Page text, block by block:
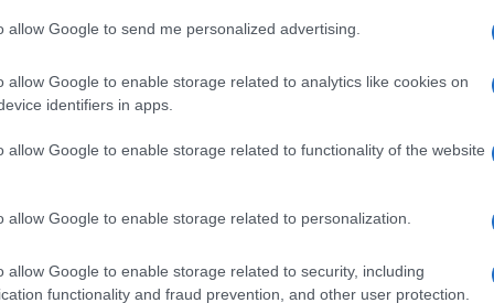
allow Google to send me personalized advertising.
allow Google to enable storage related to analytics like cookies on
identifiers in apps.
allow Google to enable storage related to functionality of the website
allow Google to enable storage related to personalization.
allow Google to enable storage related to security, including
functionality and fraud prevention, and other user protection.
Per questo motivo, ha sostenuto che la
attraverso politiche “pragmatiche
produttivo.
che deve contrastare le pratiche sleali
sia alla politica climatica, chiamata a
e tutela della competitività.
senza aumentare i costi per